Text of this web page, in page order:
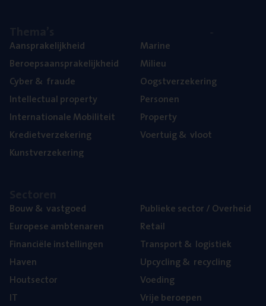
Aan­spra­ke­lijk­heid
Beroeps­aan­spra­ke­lijk­heid
Cyber& fraude
Intel­lec­tu­al property
Inter­na­ti­o­na­le Mobiliteit
Kre­diet­ver­ze­ke­ring
Kunst­ver­ze­ke­ring
Mari­ne
Mili­eu
Oogst­ver­ze­ke­ring
Per­so­nen
Pro­per­ty
Voer­tuig& vloot
Bouw& vastgoed
Euro­pe­se ambtenaren
Finan­ci­ë­le instellingen
Haven
Hout­sec­tor
IT
Publie­ke sec­tor / Overheid
Retail
Trans­port& logistiek
Upcy­cling& recycling
Voe­ding
Vrije beroe­pen